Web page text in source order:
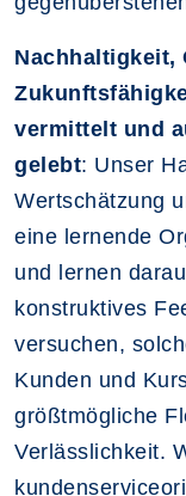
Nachhaltigkeit,
vermittelt und
gelebt: Unser
Wertschätzung
eine lernende
und lernen
konstruktives
versuchen,
Kunden und
größtmögliche
Verlässlichkeit.